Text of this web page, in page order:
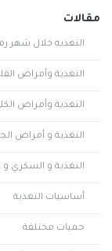
مقالات
التغذيه خلال شهر
التغذية وأمراض
التغذية وأمراض
التغذية و أمراض
التغذية و السكري و
أساسيات التغذية
حميات مختلفة